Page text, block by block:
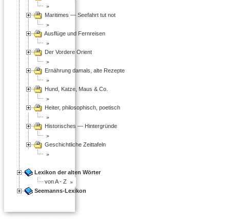
Maritimes — Seefahrt tut not
Ausflüge und Fernreisen
Der Vordere Orient
Ernährung damals, alte Rezepte
Hund, Katze, Maus & Co.
Heiter, philosophisch, poetisch
Historisches — Hintergründe
Geschichtliche Zeittafeln
Lexikon der alten Wörter
von A - Z
Seemanns-Lexikon